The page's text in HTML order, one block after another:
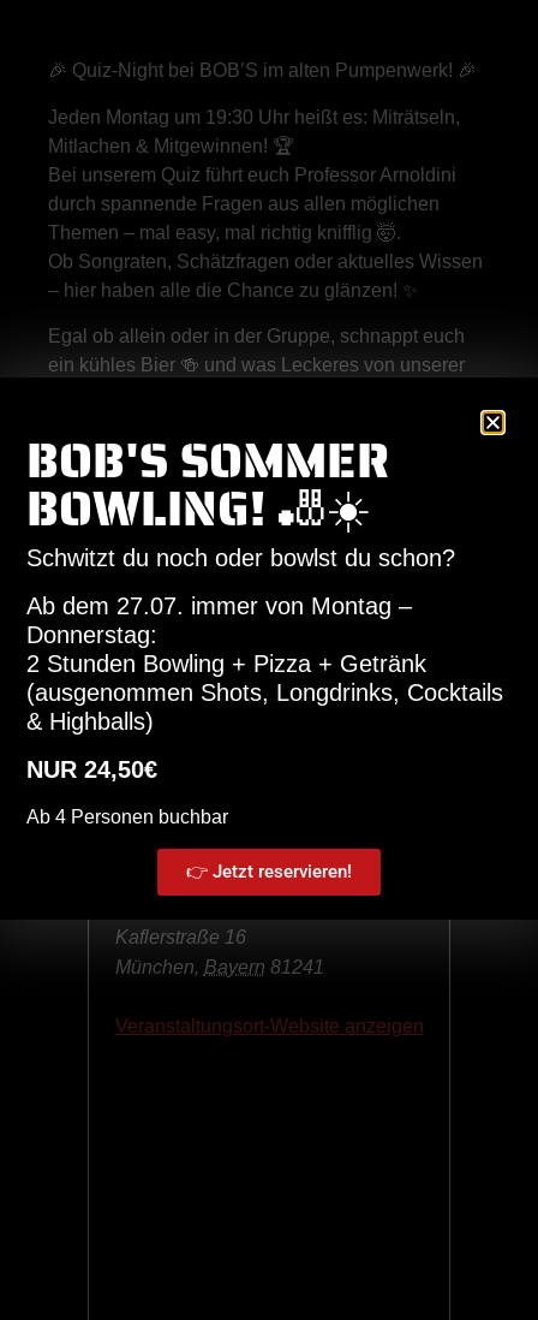
🎉 Quiz-Night bei BOB’S im alten Pumpenwerk! 🎉
Jeden Montag um 19:30 Uhr heißt es: Miträtseln,
Mitlachen & Mitgewinnen! 🏆
Bei unserem Quiz führt euch Professor Arnoldini
durch spannende Fragen aus allen möglichen
Themen – mal easy, mal richtig knifflig 🤯.
Ob Songraten, Schätzfragen oder aktuelles Wissen
– hier haben alle die Chance zu glänzen! ✨
Egal ob allein oder in der Gruppe, schnappt euch
ein kühles Bier 🍻 und was Leckeres von unserer
Und das Beste: Mit etwas Glück gewinnt ihr direkt
BOB’S Gutscheine und die Ehre der Quiz-Master!
🎁
💡 Tipp: Der Eintritt ist frei, aber sichert euch vorab
euren Tisch auf unserer Homepage oder
telefonisch!
📍 Wo? BOB’S im alten Pumpenwerk
📅 Wann? (Fast) jeden Montag, 19:30 Uhr
BOB’S im alten Pumpenwerk
Kaflerstraße 16
München, Bayern 81241
Veranstaltungsort-Website anzeigen
BOB'S SOMMER
BOWLING! 🎳☀️
Schwitzt du noch oder bowlst du schon?
Ab dem 27.07. immer von Montag –
Donnerstag:
2 Stunden Bowling + Pizza + Getränk
(ausgenommen Shots, Longdrinks, Cocktails
& Highballs)
NUR 24,50€
Ab 4 Personen buchbar
👉 Jetzt reservieren!